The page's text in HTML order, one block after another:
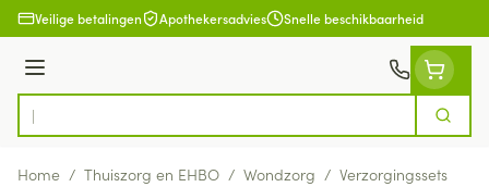
Ga naar de inhoud
Veilige betalingen Apothekersadvies Snelle beschikbaarheid
Menu
Product, merk, categorie...
Zoek
Home / Thuiszorg en EHBO / Wondzorg / Verzorgingssets